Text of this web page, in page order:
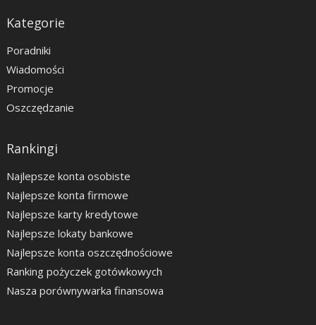
Kategorie
Poradniki
Wiadomości
Promocje
Oszczędzanie
Rankingi
Najlepsze konta osobiste
Najlepsze konta firmowe
Najlepsze karty kredytowe
Najlepsze lokaty bankowe
Najlepsze konta oszczędnościowe
Ranking pożyczek gotówkowych
Nasza porównywarka finansowa